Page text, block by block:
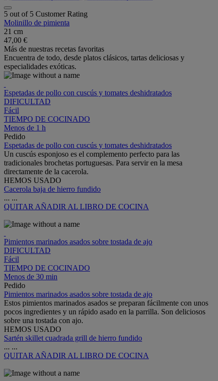
5 out of 5 Customer Rating
Molinillo de pimienta
21 cm
47,00 €
Más de nuestras recetas favoritas
Encuentra de todo, desde platos clásicos, tartas deliciosas y
especialidades exóticas.
Espetadas de pollo con cuscús y tomates deshidratados
DIFICULTAD
Fácil
TIEMPO DE COCINADO
Menos de 1 h
Pedido
Espetadas de pollo con cuscús y tomates deshidratados
Un cuscús esponjoso es el complemento perfecto para las
tradicionales brochetas portuguesas. Para servir en la mesa
directamente de la cacerola.
HEMOS USADO
Cacerola baja de hierro fundido
... ...
QUITAR AÑADIR AL LIBRO DE COCINA
Pimientos marinados asados sobre tostada de ajo
DIFICULTAD
Fácil
TIEMPO DE COCINADO
Menos de 30 min
Pedido
Pimientos marinados asados sobre tostada de ajo
Estos pimientos marinados asados se preparan fácilmente con unos
pocos ingredientes y un rápido asado en la parrilla. Son deliciosos
sobre una tostada con ajo.
HEMOS USADO
Sartén skillet cuadrada grill de hierro fundido
... ...
QUITAR AÑADIR AL LIBRO DE COCINA